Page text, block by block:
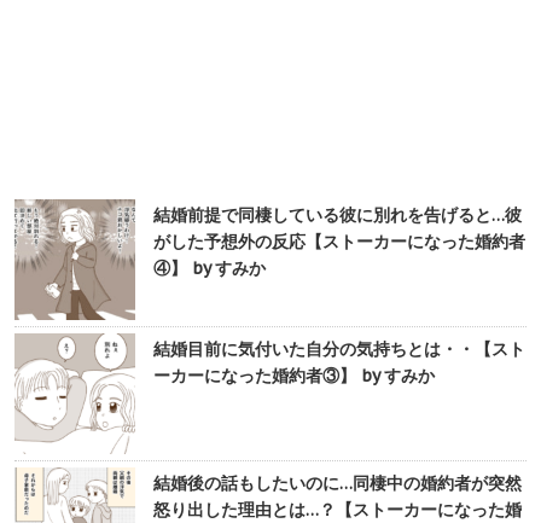
結婚前提で同棲している彼に別れを告げると…彼
がした予想外の反応【ストーカーになった婚約者
④】 by すみか
結婚目前に気付いた自分の気持ちとは・・【スト
ーカーになった婚約者③】 by すみか
結婚後の話もしたいのに…同棲中の婚約者が突然
怒り出した理由とは…？【ストーカーになった婚